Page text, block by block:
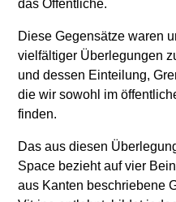
das Öffentliche.
Diese Gegensätze waren
vielfältiger Überlegungen
und dessen Einteilung,
die wir sowohl im
finden.
Das aus diesen
Space bezieht auf vier
aus Kanten beschriebene